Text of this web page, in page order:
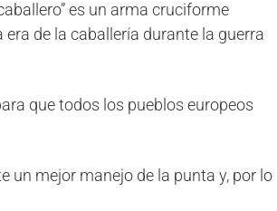
es un arma cruciforme
de la caballería durante la guerra
que todos los pueblos europeos
un mejor manejo de la punta y, por lo